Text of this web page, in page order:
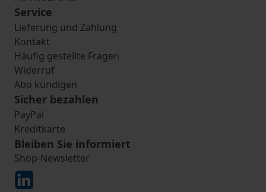
Service
Lieferung und Zahlung
Kontakt
Häufig gestellte Fragen
Widerruf
Abo kündigen
Sicher bezahlen
PayPal
Kreditkarte
Bleiben Sie informiert
Shop-Newsletter